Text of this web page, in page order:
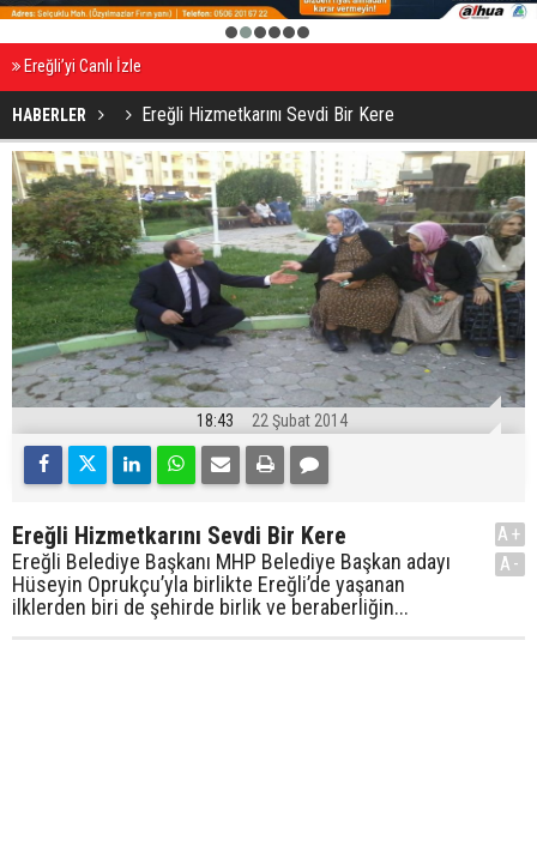
2 3 4 5 6
Ereğli’yi Canlı İzle
HABERLER Ereğli Hizmetkarını Sevdi Bir Kere
18:43 22 Şubat 2014
Ereğli Hizmetkarını Sevdi Bir Kere
Ereğli Belediye Başkanı MHP Belediye Başkan adayı
Hüseyin Oprukçu’yla birlikte Ereğli’de yaşanan
ilklerden biri de şehirde birlik ve beraberliğin...
A+
A-